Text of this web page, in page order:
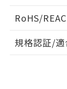
ドすること
RoHS/
EU RoHS 注
規格認証/
既に当
してい
り、
す。